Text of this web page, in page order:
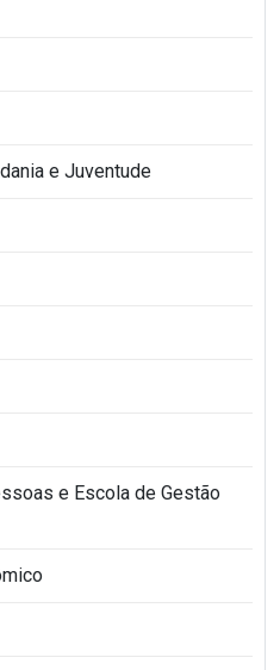
e Juventude
e Escola de Gestão